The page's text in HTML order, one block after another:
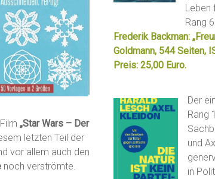
„Star Wars – Der
letzten Teil der
vor allem auch den
noch verströmte.
Leben
Rang
Frederik Backman:
Goldmann, 544 Seiten,
Preis: 25,00 Euro.
Der
Rang
und
in